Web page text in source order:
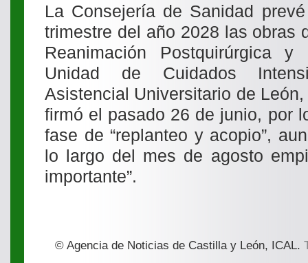
La Consejería de Sanidad
trimestre del año 2028 las obras
Reanimación Postquirúrgica
Unidad de Cuidados
Asistencial Universitario de
firmó el pasado 26 de junio, por
fase de “replanteo y acopio”,
lo largo del mes de agosto
importante”.
© Agencia de Noticias de Castilla y León, ICAL.